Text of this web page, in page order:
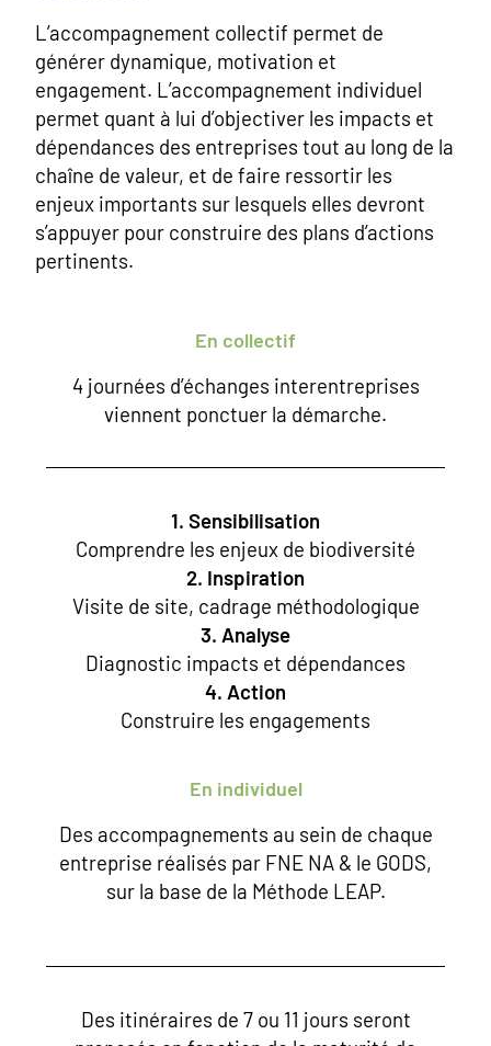
L’accompagnement collectif permet de
générer dynamique, motivation et
engagement. L’accompagnement individuel
permet quant à lui d’objectiver les impacts et
dépendances des entreprises tout au long de la
chaîne de valeur, et de faire ressortir les
enjeux importants sur lesquels elles devront
s’appuyer pour construire des plans d’actions
pertinents.
En collectif
4 journées d’échanges interentreprises
viennent ponctuer la démarche.
1. Sensibilisation
Comprendre les enjeux de biodiversité
2. Inspiration
Visite de site, cadrage méthodologique
3. Analyse
Diagnostic impacts et dépendances
4. Action
Construire les engagements
En individuel
Des accompagnements au sein de chaque
entreprise réalisés par FNE NA & le GODS,
sur la base de la Méthode LEAP.
Des itinéraires de 7 ou 11 jours seront